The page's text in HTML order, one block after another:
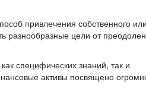
привлечения собственного или
разнообразные цели от
специфических знаний, так и
активы посвящено